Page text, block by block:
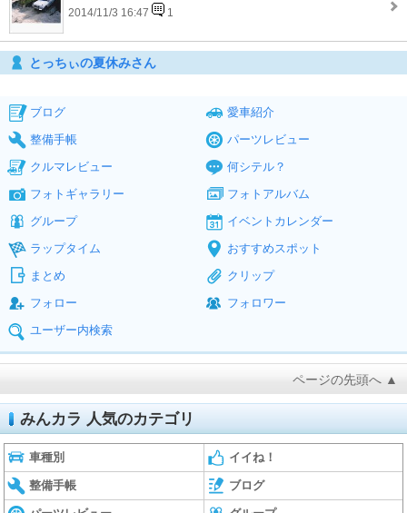
2014/11/3 16:47 1
とっちぃの夏休みさん
ブログ
愛車紹介
整備手帳
パーツレビュー
クルマレビュー
何シテル？
フォトギャラリー
フォトアルバム
グループ
イベントカレンダー
ラップタイム
おすすめスポット
まとめ
クリップ
フォロー
フォロワー
ユーザー内検索
ページの先頭へ ▲
みんカラ 人気のカテゴリ
車種別 イイね！
整備手帳 ブログ